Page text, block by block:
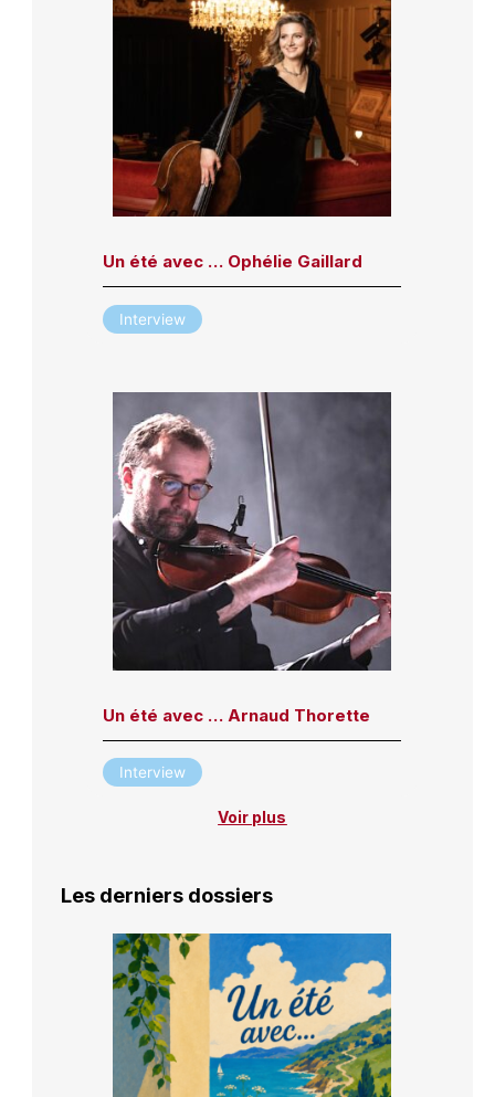
Un été avec … Ophélie Gaillard
Interview
Un été avec … Arnaud Thorette
Interview
Voir plus
Les derniers dossiers